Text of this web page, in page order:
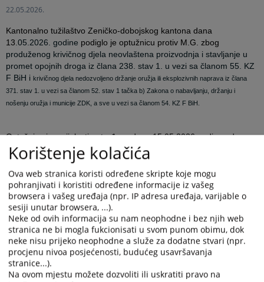
22.05.2026.
Kantonalno tužilaštvo Zeničko-dobojskog kantona dana
13.05.2026. godine podiglo je optužnicu protiv M.G. zbog
produženog krivičnog djela neovlaštena proizvodnja i stavljanje u
promet opojnih droga iz člana 238. stav 1. u vezi sa članom 55. KZ
F BiH ikrivičnog djela nedozvoljeno držanje oružja ili eksplozivnih naprava iz člana
371. stav 1. u vezi sa članom 52. stav 1 tačka b) Zakona o nabavljanju, držanju i
nošenju oružja i municije ZDK, a sve u vezi sa članom 54. KZ F BiH.
Optužnica je u cijelosti potvrđena dana 15.05.2026.godine od
strane sudije za prethodno saslušanje Općinskog suda u Kaknju.
*Molimo Vas da pri preuzimanju ili prenošenju informacija koje
objavljuje Kantonalno tužilaštvo Zeničko-dobojskog kantona o
predmetima u kojima su osobe osumnjičene ili optužene za
krivična djela, imate u vidu presumpciju nevinosti iz člana 3.
Zakona o krivičnom postupku F BiH u kojem je u stavu 1.
definisano da se svako smatra nevinim za krivično djelo dok se
pravomoćnom presudom ne utvrdi njegova krivnja.
Korištenje kolačića
Ova web stranica koristi određene skripte koje mogu
pohranjivati i koristiti određene informacije iz vašeg
browsera i vašeg uređaja (npr. IP adresa uređaja, varijable o
sesiji unutar browsera, ...).
Neke od ovih informacija su nam neophodne i bez njih web
stranica ne bi mogla fukcionisati u svom punom obimu, dok
neke nisu prijeko neophodne a služe za dodatne stvari (npr.
procjenu nivoa posjećenosti, budućeg usavršavanja
stranice...).
Na ovom mjestu možete dozvoliti ili uskratiti pravo na